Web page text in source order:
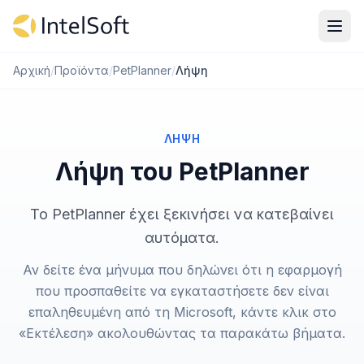
Αρχική/Προϊόντα/PetPlanner/Λήψη
ΛΉΨΗ
Λήψη του PetPlanner
Το PetPlanner έχει ξεκινήσει να κατεβαίνει
αυτόματα.
Αν δείτε ένα μήνυμα που δηλώνει ότι η εφαρμογή
που προσπαθείτε να εγκαταστήσετε δεν είναι
επαληθευμένη από τη Microsoft, κάντε κλικ στο
«Εκτέλεση» ακολουθώντας τα παρακάτω βήματα.